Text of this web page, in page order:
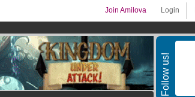
Login
Join Amilova
Follow us!